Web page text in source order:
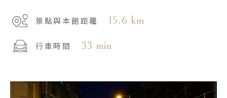
景點與本館距離 15.6 km
行車時間 33 min